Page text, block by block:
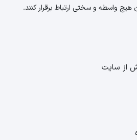
واسطه و سختی ارتباط برقرار کنند.
از سایت